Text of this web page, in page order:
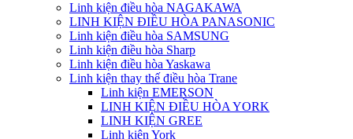
Linh kiện điều hòa NAGAKAWA
LINH KIỆN ĐIỀU HÒA PANASONIC
Linh kiện điều hòa SAMSUNG
Linh kiện điều hòa Sharp
Linh kiện điều hòa Yaskawa
Linh kiện thay thế điều hòa Trane
Linh kiện EMERSON
LINH KIỆN ĐIỀU HÒA YORK
LINH KIỆN GREE
Linh kiện York